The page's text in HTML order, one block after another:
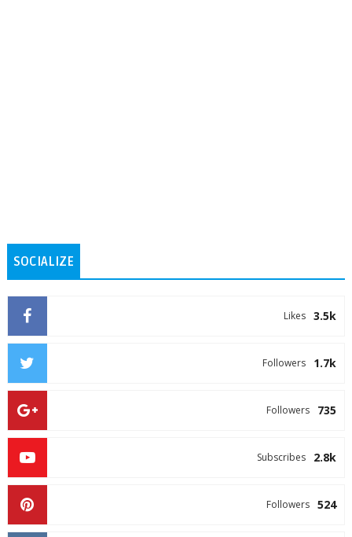
SOCIALIZE
3.5k
Likes
1.7k
Followers
735
Followers
2.8k
Subscribes
524
Followers